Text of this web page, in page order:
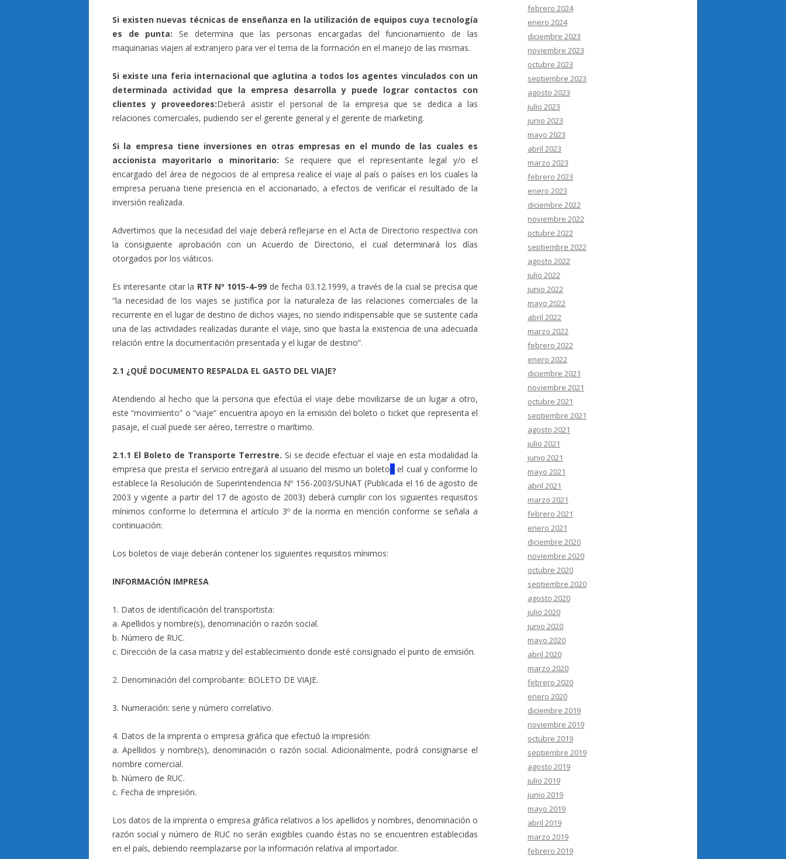
Si existen nuevas técnicas de enseñanza en la utilización de equipos cuya tecnología
es de punta:Se determina que las personas encargadas del funcionamiento de las
maquinarias viajen al extranjero para ver el tema de la formación en el manejo de las mismas.
Si existe una feria internacional que aglutina a todos los agentes vinculados con un
determinada actividad que la empresa desarrolla y puede lograr contactos con
clientes y proveedores:Deberá asistir el personal de la empresa que se dedica a las
relaciones comerciales, pudiendo ser el gerente general y el gerente de marketing.
Si la empresa tiene inversiones en otras empresas en el mundo de las cuales es
accionista mayoritario o minoritario: Se requiere que el representante legal y/o el
encargado del área de negocios de al empresa realice el viaje al país o países en los cuales la
empresa peruana tiene presencia en el accionariado, a efectos de verificar el resultado de la
inversión realizada.
Advertimos que la necesidad del viaje deberá reflejarse en el Acta de Directorio respectiva con
la consiguiente aprobación con un Acuerdo de Directorio, el cual determinará los días
otorgados por los viáticos.
Es interesante citar la RTF Nº 1015-4-99 de fecha 03.12.1999, a través de la cual se precisa que
“la necesidad de los viajes se justifica por la naturaleza de las relaciones comerciales de la
recurrente en el lugar de destino de dichos viajes, no siendo indispensable que se sustente cada
una de las actividades realizadas durante el viaje, sino que basta la existencia de una adecuada
relación entre la documentación presentada y el lugar de destino”.
2.1 ¿QUÉ DOCUMENTO RESPALDA EL GASTO DEL VIAJE?
Atendiendo al hecho que la persona que efectúa el viaje debe movilizarse de un lugar a otro,
este “movimiento” o “viaje” encuentra apoyo en la emisión del boleto o ticket que representa el
pasaje, el cual puede ser aéreo, terrestre o marítimo.
2.1.1 El Boleto de Transporte Terrestre. Si se decide efectuar el viaje en esta modalidad la
empresa que presta el servicio entregará al usuario del mismo un boleto2el cual y conforme lo
establece la Resolución de Superintendencia Nº 156-2003/SUNAT (Publicada el 16 de agosto de
2003 y vigente a partir del 17 de agosto de 2003) deberá cumplir con los siguientes requisitos
mínimos conforme lo determina el artículo 3º de la norma en mención conforme se señala a
continuación:
Los boletos de viaje deberán contener los siguientes requisitos mínimos:
INFORMACIÓN IMPRESA
1. Datos de identificación del transportista:
a. Apellidos y nombre(s), denominación o razón social.
b. Número de RUC.
c. Dirección de la casa matriz y del establecimiento donde esté consignado el punto de emisión.
2. Denominación del comprobante: BOLETO DE VIAJE.
3. Numeración: serie y número correlativo.
4. Datos de la imprenta o empresa gráfica que efectuó la impresión:
a. Apellidos y nombre(s), denominación o razón social. Adicionalmente, podrá consignarse el
nombre comercial.
b. Número de RUC.
c. Fecha de impresión.
Los datos de la imprenta o empresa gráfica relativos a los apellidos y nombres, denominación o
razón social y número de RUC no serán exigibles cuando éstas no se encuentren establecidas
en el país, debiendo reemplazarse por la información relativa al importador.
febrero 2024
enero 2024
diciembre 2023
noviembre 2023
octubre 2023
septiembre 2023
agosto 2023
julio 2023
junio 2023
mayo 2023
abril 2023
marzo 2023
febrero 2023
enero 2023
diciembre 2022
noviembre 2022
octubre 2022
septiembre 2022
agosto 2022
julio 2022
junio 2022
mayo 2022
abril 2022
marzo 2022
febrero 2022
enero 2022
diciembre 2021
noviembre 2021
octubre 2021
septiembre 2021
agosto 2021
julio 2021
junio 2021
mayo 2021
abril 2021
marzo 2021
febrero 2021
enero 2021
diciembre 2020
noviembre 2020
octubre 2020
septiembre 2020
agosto 2020
julio 2020
junio 2020
mayo 2020
abril 2020
marzo 2020
febrero 2020
enero 2020
diciembre 2019
noviembre 2019
octubre 2019
septiembre 2019
agosto 2019
julio 2019
junio 2019
mayo 2019
abril 2019
marzo 2019
febrero 2019